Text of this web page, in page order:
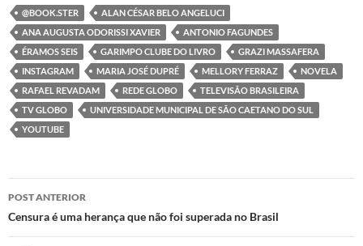
d
o
n
b
o
o
k
s
A
p
p
@BOOK.STER
ALAN CÉSAR BELO ANGELUCI
ANA AUGUSTA ODORISSI XAVIER
ANTONIO FAGUNDES
ÉRAMOS SEIS
GARIMPO CLUBE DO LIVRO
GRAZI MASSAFERA
INSTAGRAM
MARIA JOSÉ DUPRÉ MELLORY FERRAZ
NOVELA
RAFAEL REVADAM
REDE GLOBO
TELEVISÃO BRASILEIRA
TV GLOBO
UNIVERSIDADE MUNICIPAL DE SÃO CAETANO DO SUL
YOUTUBE
Navegação
de
POST ANTERIOR
Censura é uma herança que não foi superada no Brasil